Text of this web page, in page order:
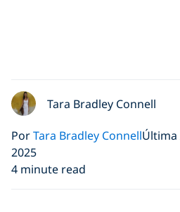
Tara Bradley Connell
PorTara Bradley ConnellÚltima
2025
4 minute read